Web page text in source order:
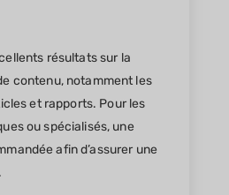
résultats sur la
contenu, notamment les
et rapports. Pour les
ou spécialisés, une
afin d’assurer une